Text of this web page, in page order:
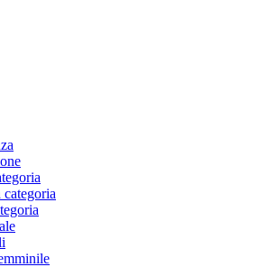
categoria